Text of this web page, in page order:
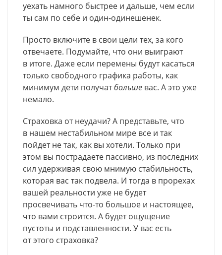
уехать намного быстрее и дальше, чем если
ты сам по себе и один-одинешенек.
Просто включите в свои цели тех, за кого
отвечаете. Подумайте, что они выиграют
в итоге. Даже если перемены будут касаться
только свободного графика работы, как
минимум дети получатбольше вас. А это уже
немало.
Страховка от неудачи? А представьте, что
в нашем нестабильном мире все и так
пойдет не так, как вы хотели. Только при
этом вы пострадаете пассивно, из последних
сил удерживая свою мнимую стабильность,
которая вас так подвела. И тогда в прорехах
вашей реальности уже не будет
просвечивать что-то большое и настоящее,
что вами строится. А будет ощущение
пустоты и подставленности. У вас есть
от этого страховка?